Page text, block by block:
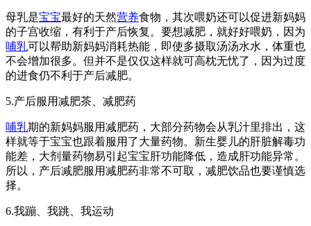
母乳是宝宝最好的天然营养食物，其次喂奶还可以促进新妈妈
的子宫收缩，有利于产后恢复。要想减肥，就好好喂奶，因为
哺乳可以帮助新妈妈消耗热能，即使多摄取汤汤水水，体重也
不会增加很多。但并不是仅仅这样就可高枕无忧了，因为过度
的进食仍不利于产后减肥。
5.产后服用减肥茶、减肥药
哺乳期的新妈妈服用减肥药，大部分药物会从乳汁里排出，这
样就等于宝宝也跟着服用了大量药物。新生婴儿的肝脏解毒功
能差，大剂量药物易引起宝宝肝功能降低，造成肝功能异常。
所以，产后减肥服用减肥药非常不可取，减肥饮品也要谨慎选
择。
6.我蹦、我跳、我运动